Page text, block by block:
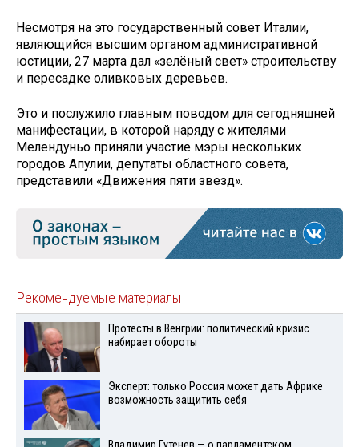
Несмотря на это государственный совет Италии,
являющийся высшим органом административной
юстиции, 27 марта дал «зелёный свет» строительству
и пересадке оливковых деревьев.
Это и послужило главным поводом для сегодняшней
манифестации, в которой наряду с жителями
Мелендуньо приняли участие мэры нескольких
городов Апулии, депутаты областного совета,
представили «Движения пяти звезд».
Рекомендуемые материалы
Протесты в Венгрии: политический кризис
набирает обороты
Эксперт: только Россия может дать Африке
возможность защитить себя